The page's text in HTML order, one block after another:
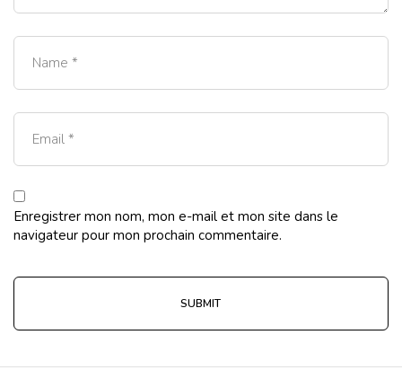
Enregistrer mon nom, mon e-mail et mon site dans le
navigateur pour mon prochain commentaire.